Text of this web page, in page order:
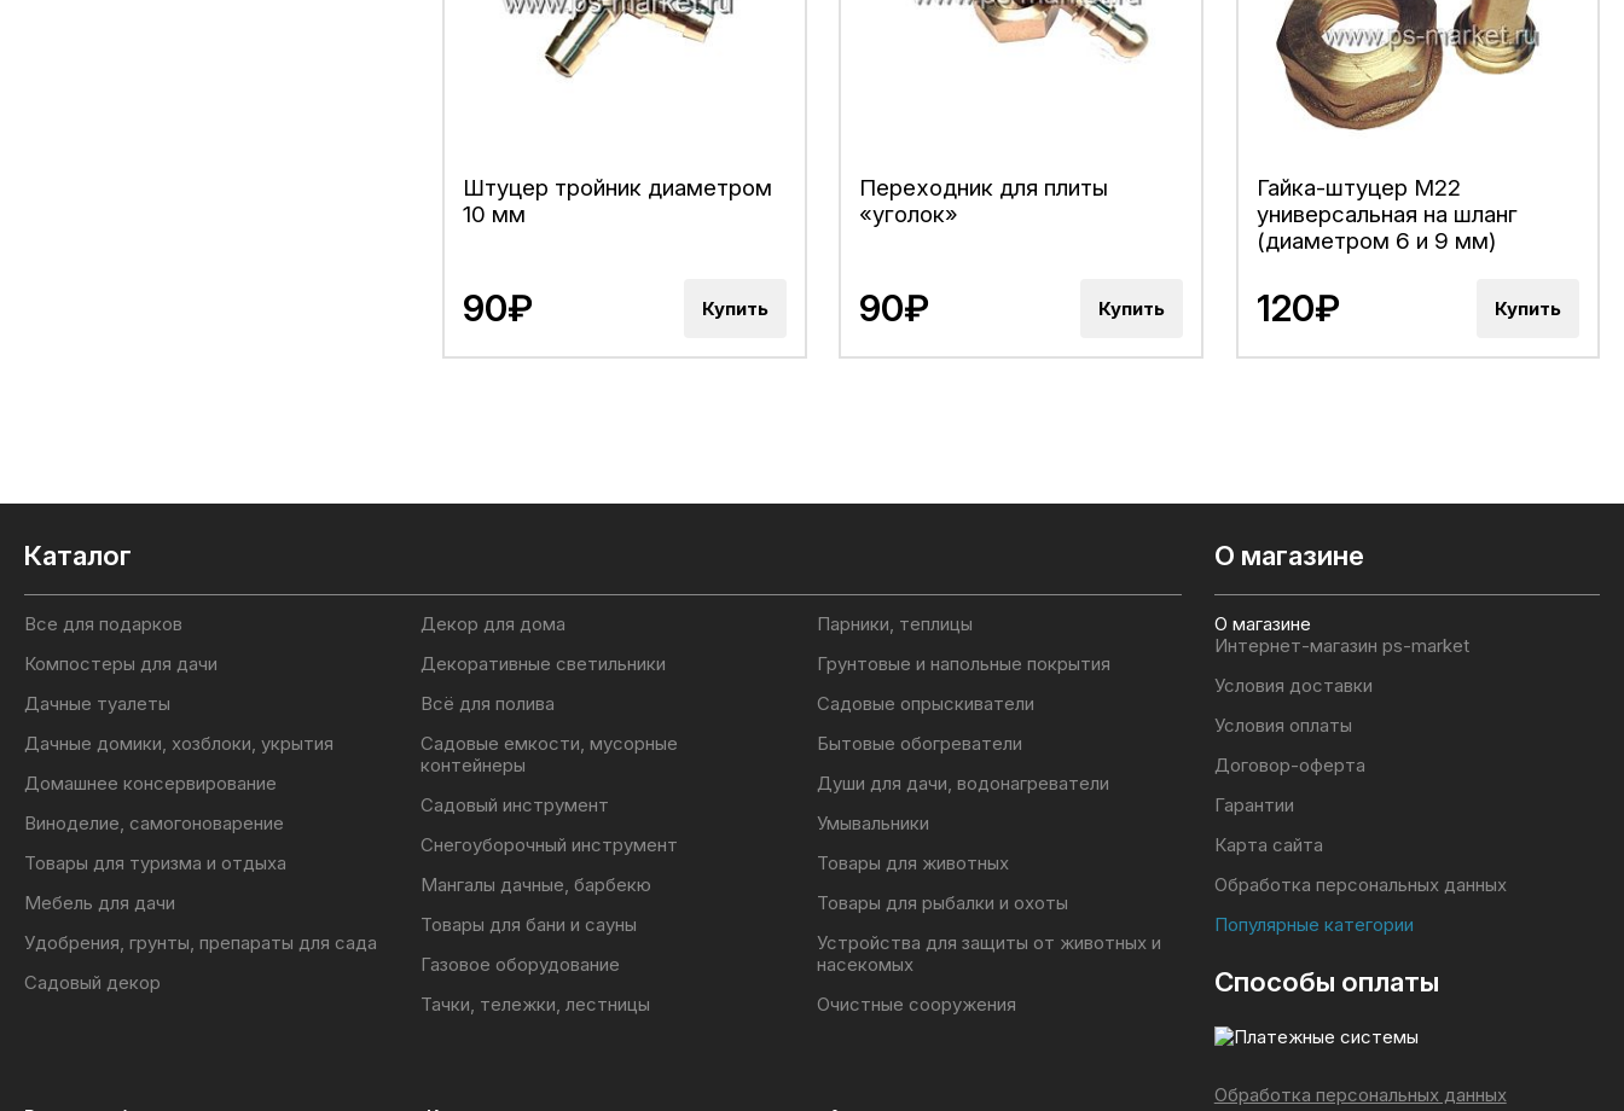
Штуцер тройник диаметром
10 мм
90₽ Купить
Переходник для плиты
«уголок»
90₽ Купить
Гайка-штуцер М22
универсальная на шланг
(диаметром 6 и 9 мм)
120₽ Купить
Каталог
Все для подарков
Компостеры для дачи
Дачные туалеты
Дачные домики, хозблоки, укрытия
Домашнее консервирование
Виноделие, самогоноварение
Товары для туризма и отдыха
Мебель для дачи
Удобрения, грунты, препараты для сада
Садовый декор
Декор для дома
Декоративные светильники
Всё для полива
Садовые емкости, мусорные
контейнеры
Садовый инструмент
Снегоуборочный инструмент
Мангалы дачные, барбекю
Товары для бани и сауны
Газовое оборудование
Тачки, тележки, лестницы
Парники, теплицы
Грунтовые и напольные покрытия
Садовые опрыскиватели
Бытовые обогреватели
Души для дачи, водонагреватели
Умывальники
Товары для животных
Товары для рыбалки и охоты
Устройства для защиты от животных и
насекомых
Очистные сооружения
О магазине
О магазине
Интернет-магазин ps-market
Условия доставки
Условия оплаты
Договор-оферта
Гарантии
Карта сайта
Обработка персональных данных
Популярные категории
Способы оплаты
Обработка персональных данных